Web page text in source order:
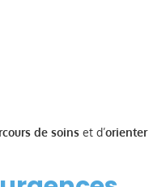
de soins et d’orienter